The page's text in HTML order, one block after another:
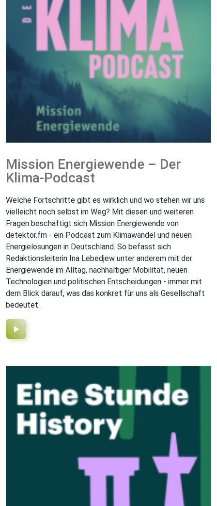
Mission Energiewende – Der
Klima-Podcast
Welche Fortschritte gibt es wirklich und wo stehen wir uns
vielleicht noch selbst im Weg? Mit diesen und weiteren
Fragen beschäftigt sich Mission Energiewende von
detektor.fm - ein Podcast zum Klimawandel und neuen
Energielösungen in Deutschland. So befasst sich
Redaktionsleiterin Ina Lebedjew unter anderem mit der
Energiewende im Alltag, nachhaltiger Mobilität, neuen
Technologien und politischen Entscheidungen - immer mit
dem Blick darauf, was das konkret für uns als Gesellschaft
bedeutet.